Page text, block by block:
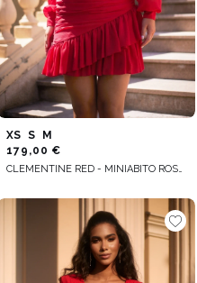
XS S
M
179,00 €
CLEMENTINE RED - MINIABITO ROSSO INCRESPATO